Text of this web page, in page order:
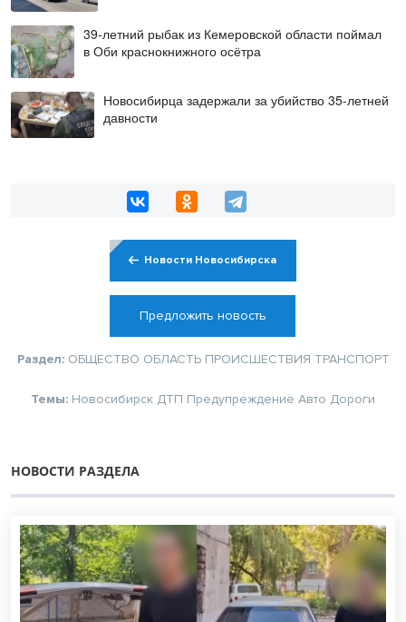
39-летний рыбак из Кемеровской области поймал
в Оби краснокнижного осётра
Новосибирца задержали за убийство 35-летней
давности
Новости Новосибирска
Предложить новость
Раздел: ОБЩЕСТВО ОБЛАСТЬ ПРОИСШЕСТВИЯ ТРАНСПОРТ
Темы: Новосибирск ДТП Предупреждение Авто Дороги
НОВОСТИ РАЗДЕЛА